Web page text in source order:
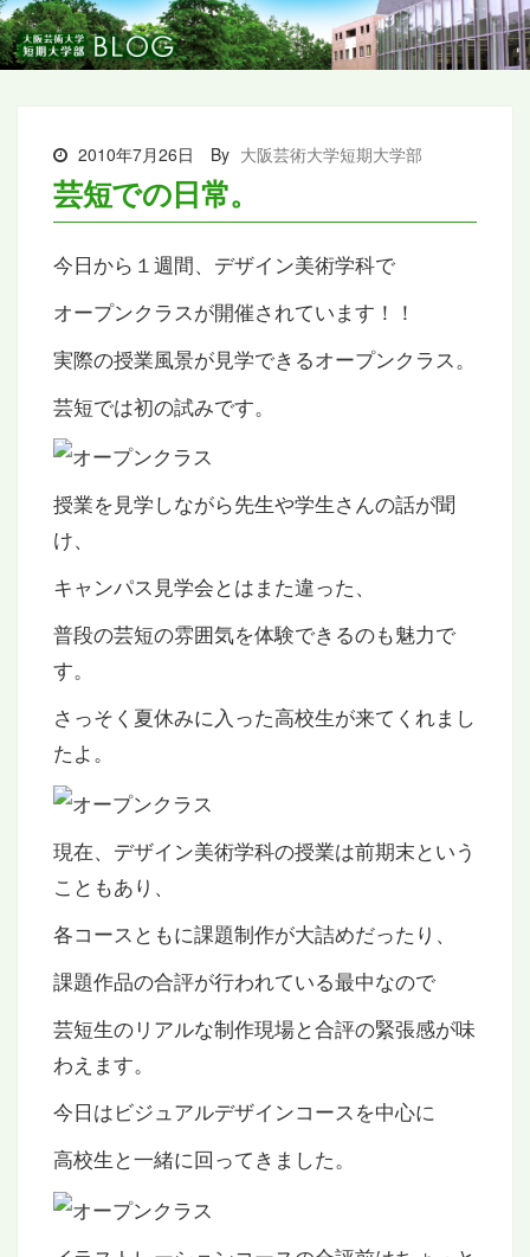
2010年7月26日 By 大阪芸術大学短期大学部
芸短での日常。
今日から１週間、デザイン美術学科で
オープンクラスが開催されています！！
実際の授業風景が見学できるオープンクラス。
芸短では初の試みです。
授業を見学しながら先生や学生さんの話が聞
け、
キャンパス見学会とはまた違った、
普段の芸短の雰囲気を体験できるのも魅力で
す。
さっそく夏休みに入った高校生が来てくれまし
たよ。
現在、デザイン美術学科の授業は前期末という
こともあり、
各コースともに課題制作が大詰めだったり、
課題作品の合評が行われている最中なので
芸短生のリアルな制作現場と合評の緊張感が味
わえます。
今日はビジュアルデザインコースを中心に
高校生と一緒に回ってきました。